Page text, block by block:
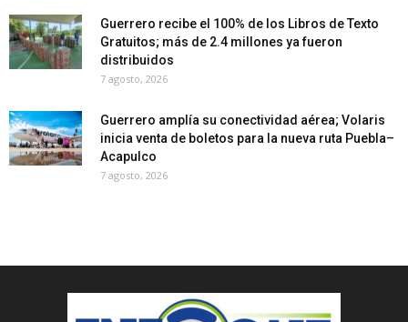
Guerrero recibe el 100% de los Libros de Texto
Gratuitos; más de 2.4 millones ya fueron
distribuidos
7 agosto, 2026
Guerrero amplía su conectividad aérea; Volaris
inicia venta de boletos para la nueva ruta Puebla–
Acapulco
7 agosto, 2026